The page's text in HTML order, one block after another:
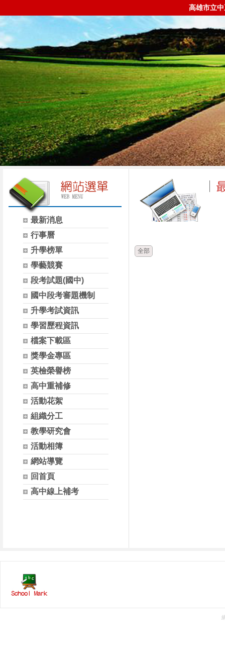
高雄市立
最新消息
行事曆
升學榜單
學藝競賽
段考試題(國中)
國中段考審題機制
升學考試資訊
學習歷程資訊
檔案下載區
獎學金專區
英檢榮譽榜
高中重補修
活動花絮
組織分工
教學研究會
活動相簿
網站導覽
回首頁
高中線上補考
全部